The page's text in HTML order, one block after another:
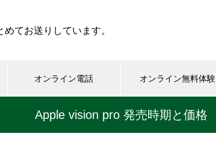
てお送りしています。
オンライン電話 オンライン無料体験
Apple vision pro 発売時期と価格